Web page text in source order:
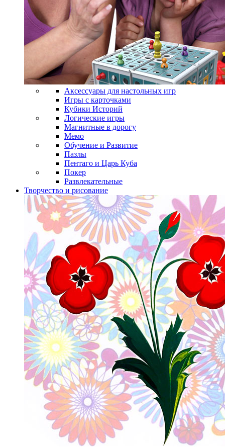
Аксессуары для настольных игр
Игры с карточками
Кубики Историй
Логические игры
Магнитные в дорогу
Мемо
Обучение и Развитие
Пазлы
Пентаго и Царь Куба
Покер
Развлекательные
Творчество и рисование